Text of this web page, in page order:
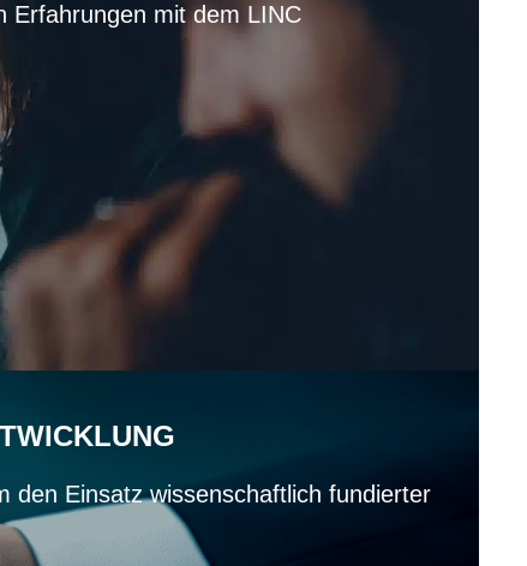
Erfahrungen mit dem LINC
den Einsatz wissenschaftlich fundierter